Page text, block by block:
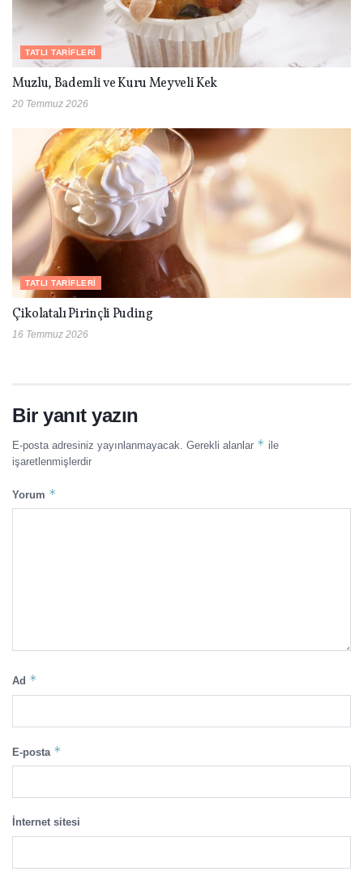
TATLI TARIFLERI
Muzlu, Bademli ve Kuru Meyveli Kek
20 Temmuz 2026
TATLI TARIFLERI
Çikolatalı Pirinçli Puding
16 Temmuz 2026
Bir yanıt yazın
E-posta adresiniz yayınlanmayacak. Gerekli alanlar * ile
işaretlenmişlerdir
Yorum *
Ad *
E-posta *
İnternet sitesi